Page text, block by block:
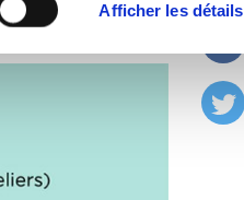
Afficher les détails